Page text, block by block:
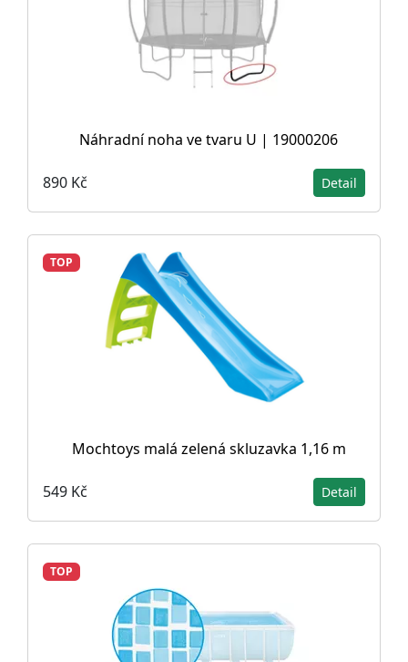
Náhradní noha ve tvaru U | 19000206
890 Kč Detail
TOP
Mochtoys malá zelená skluzavka 1,16 m
549 Kč Detail
TOP